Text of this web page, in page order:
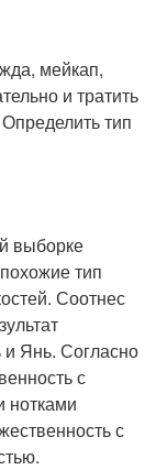
мейкап,
и тратить
тип
выборке
тип
Соотнес
Янь. Согласно
с
нотками
с